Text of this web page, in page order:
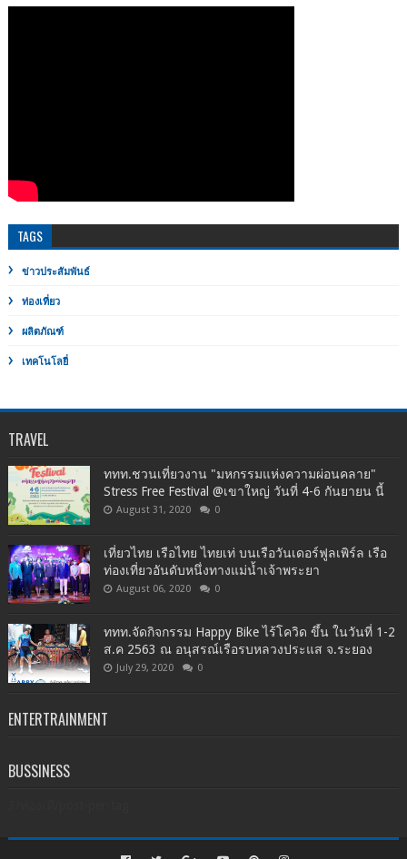
TAGS
ข่าวประสัมพันธ์
ท่องเที่ยว
ผลิตภัณฑ์
เทคโนโลยี่
TRAVEL
ททท.ชวนเที่ยวงาน "มหกรรมแห่งความผ่อนคลาย"
Stress Free Festival @เขาใหญ่ วันที่ 4-6 กันยายน นี้
August 31, 2020 0
เที่ยวไทย เรือไทย ไทยเท่ บนเรือวันเดอร์ฟูลเพิร์ล เรือ
ท่องเที่ยวอันดับหนึ่งทางแม่น้ำเจ้าพระยา
August 06, 2020 0
ททท.จัดกิจกรรม Happy Bike ไร้โควิด ขึ้น ในวันที่ 1-2
ส.ค 2563 ณ อนุสรณ์เรือรบหลวงประแส จ.ระยอง
July 29, 2020 0
ENTERTRAINMENT
BUSSINESS